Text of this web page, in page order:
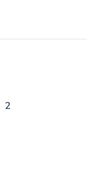
SEITE
2